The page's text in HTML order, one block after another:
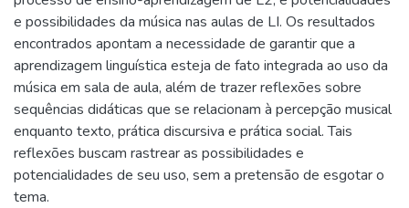
e possibilidades da música nas aulas de LI. Os resultados
encontrados apontam a necessidade de garantir que a
aprendizagem linguística esteja de fato integrada ao uso da
música em sala de aula, além de trazer reflexões sobre
sequências didáticas que se relacionam à percepção musical
enquanto texto, prática discursiva e prática social. Tais
reflexões buscam rastrear as possibilidades e
potencialidades de seu uso, sem a pretensão de esgotar o
tema.